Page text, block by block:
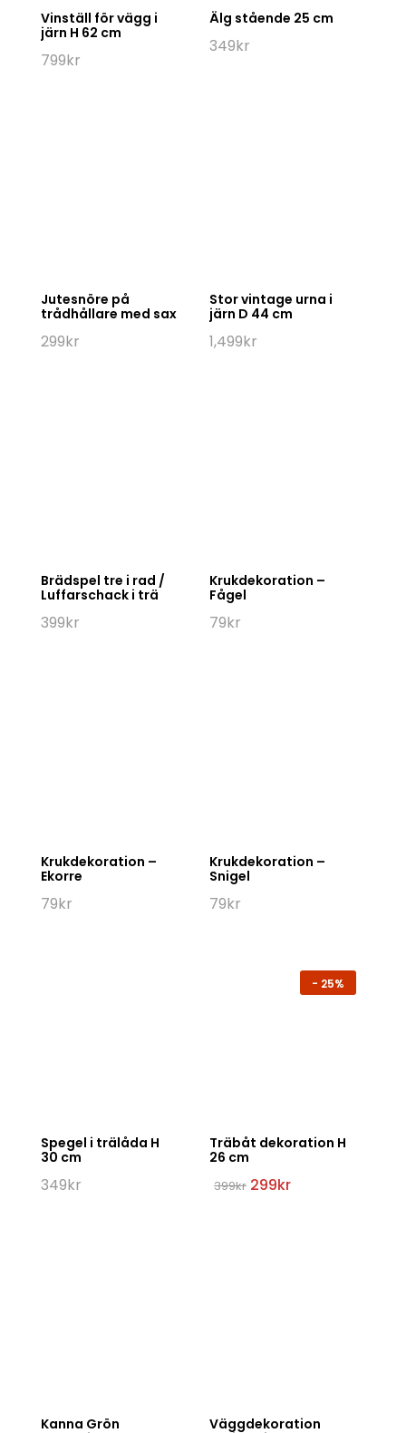
Vinställ för vägg i
järn H 62 cm
799kr
Älg stående 25 cm
349kr
Jutesnöre på
trådhållare med sax
299kr
Stor vintage urna i
järn D 44 cm
1,499kr
Brädspel tre i rad /
Luffarschack i trä
399kr
Krukdekoration –
Fågel
79kr
Krukdekoration –
Ekorre
79kr
Krukdekoration –
Snigel
79kr
Spegel i trälåda H
30 cm
349kr
- 25%
Träbåt dekoration H
26 cm
399kr Det
299krDet
Kanna Grön
Väggdekoration